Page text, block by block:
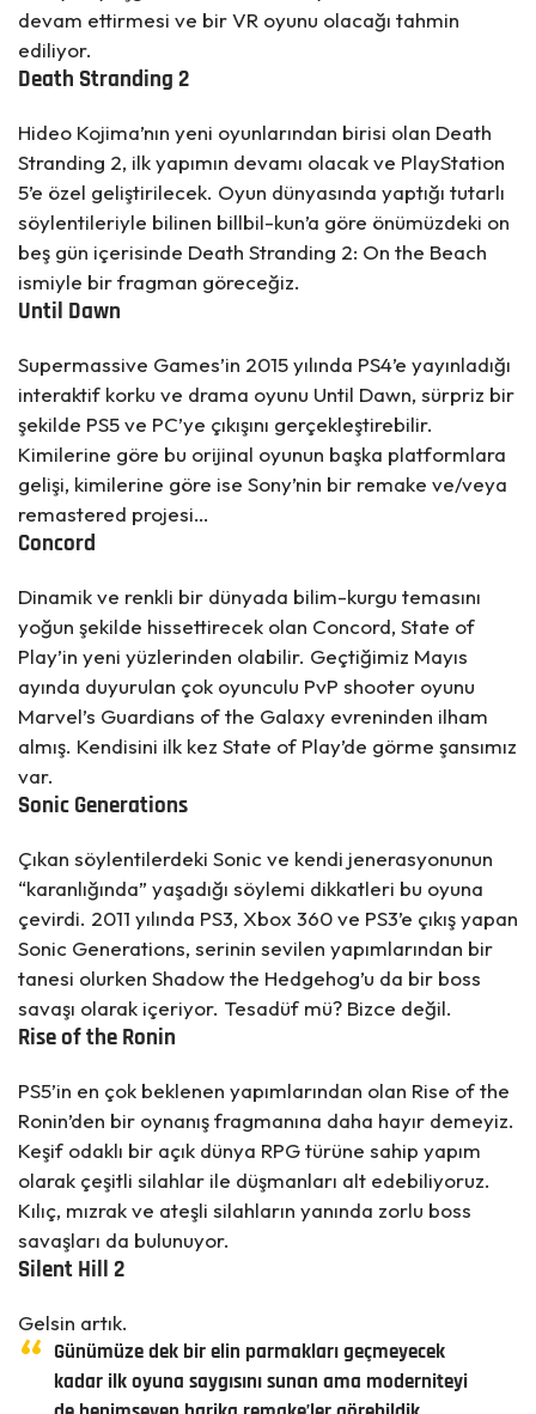
devam ettirmesi ve bir VR oyunu olacağı tahmin
ediliyor.
Death Stranding 2
Hideo Kojima’nın yeni oyunlarından birisi olan Death
Stranding 2, ilk yapımın devamı olacak ve PlayStation
5’e özel geliştirilecek. Oyun dünyasında yaptığı tutarlı
söylentileriyle bilinen billbil-kun’a göre önümüzdeki on
beş gün içerisinde Death Stranding 2: On the Beach
ismiyle bir fragman göreceğiz.
Until Dawn
Supermassive Games’in 2015 yılında PS4’e yayınladığı
interaktif korku ve drama oyunu Until Dawn, sürpriz bir
şekilde PS5 ve PC’ye çıkışını gerçekleştirebilir.
Kimilerine göre bu orijinal oyunun başka platformlara
gelişi, kimilerine göre ise Sony’nin bir remake ve/veya
remastered projesi…
Concord
Dinamik ve renkli bir dünyada bilim-kurgu temasını
yoğun şekilde hissettirecek olan Concord, State of
Play’in yeni yüzlerinden olabilir. Geçtiğimiz Mayıs
ayında duyurulan çok oyunculu PvP shooter oyunu
Marvel’s Guardians of the Galaxy evreninden ilham
almış. Kendisini ilk kez State of Play’de görme şansımız
var.
Sonic Generations
Çıkan söylentilerdeki Sonic ve kendi jenerasyonunun
“karanlığında” yaşadığı söylemi dikkatleri bu oyuna
çevirdi. 2011 yılında PS3, Xbox 360 ve PS3’e çıkış yapan
Sonic Generations, serinin sevilen yapımlarından bir
tanesi olurken Shadow the Hedgehog’u da bir boss
savaşı olarak içeriyor. Tesadüf mü? Bizce değil.
Rise of the Ronin
PS5’in en çok beklenen yapımlarından olan Rise of the
Ronin’den bir oynanış fragmanına daha hayır demeyiz.
Keşif odaklı bir açık dünya RPG türüne sahip yapım
olarak çeşitli silahlar ile düşmanları alt edebiliyoruz.
Kılıç, mızrak ve ateşli silahların yanında zorlu boss
savaşları da bulunuyor.
Silent Hill 2
Gelsin artık.
Günümüze dek bir elin parmakları geçmeyecek
kadar ilk oyuna saygısını sunan ama moderniteyi